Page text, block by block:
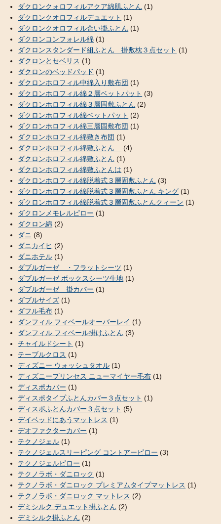
ダクロンクォロフィルアクア綿肌ふとん (1)
ダクロンクオロフィルデュエット (1)
ダクロンクオロフィル合い掛ふとん (1)
ダクロンコンフォレル綿 (1)
ダクロンスタンダード組ふとん 掛敷枕３点セット (1)
ダクロンとセベリス (1)
ダクロンのベッドパッド (1)
ダクロンホロフィル中綿入り敷布団 (1)
ダクロンホロフィル綿２層ベットパット (3)
ダクロンホロフィル綿３層固敷ふとん (2)
ダクロンホロフィル綿ベットパット (2)
ダクロンホロフィル綿三層固敷布団 (1)
ダクロンホロフィル綿敷き布団 (1)
ダクロンホロフィル綿敷ふとん
(4)
ダクロンホロフィル綿敷ふとん (1)
ダクロンホロフィル綿敷ふとんは (1)
ダクロンホロフィル綿脱着式３層固敷ふとん (3)
ダクロンホロフィル綿脱着式３層固敷ふとん キング (1)
ダクロンホロフィル綿脱着式３層固敷ふとんクィーン (1)
ダクロンメモレルピロー (1)
ダクロン綿 (2)
ダニ (8)
ダニカイヒ (2)
ダニホテル (1)
ダブルガーゼ ・フラットシーツ (1)
ダブルガーゼ ボックスシーツ生地 (1)
ダブルガーゼ 掛カバー (1)
ダブルサイズ (1)
ダフル毛布 (1)
ダンフィル フィベールオーバーレイ (1)
ダンフィル フィベール掛けふとん (3)
チャイルドシート (1)
テーブルクロス (1)
ディズニー ウォッシュタオル (1)
ディズニープリンセス ニューマイヤー毛布 (1)
ディスポカバー (1)
ディスポタイプふとんカバー３点セット (1)
ディスポふとんカバー３点セット (5)
デイベッドにあうマットレス (1)
デオファクターカバー (1)
テクノジェル (1)
テクノジェルスリーピング コントアーピロー (3)
テクノジェルピロー (1)
テクノラボ・ダニロック (1)
テクノラボ・ダニロック プレミアムタイプマットレス (1)
テクノラボ・ダニロック マットレス (2)
デミシルク デュエット掛ふとん (2)
デミシルク掛ふとん (2)